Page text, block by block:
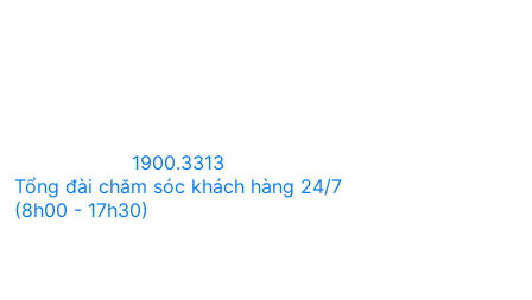
1900.3313
Tổng đài chăm sóc khách hàng 24/7
(8h00 - 17h30)